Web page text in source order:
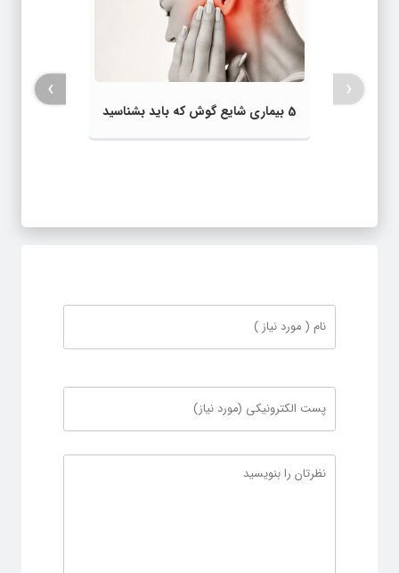
5 بیماری شایع گوش که باید بشناسید
‹
›